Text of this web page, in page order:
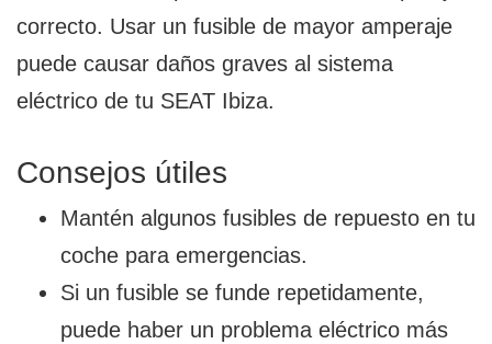
correcto. Usar un fusible de mayor amperaje
puede causar daños graves al sistema
eléctrico de tu SEAT Ibiza.
Consejos útiles
Mantén algunos fusibles de repuesto en tu
coche para emergencias.
Si un fusible se funde repetidamente,
puede haber un problema eléctrico más